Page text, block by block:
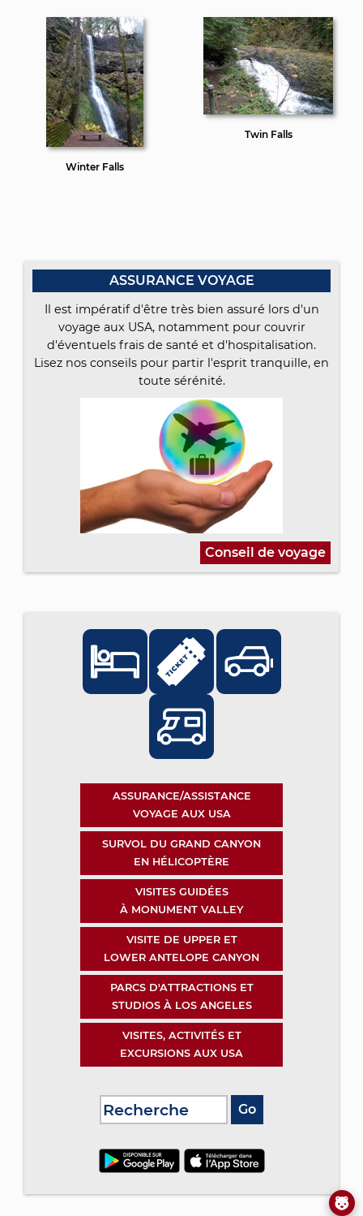
Winter Falls
Twin Falls
ASSURANCE VOYAGE
Il est impératif d'être très bien assuré lors d'un
voyage aux USA, notamment pour couvrir
d'éventuels frais de santé et d'hospitalisation.
Lisez nos conseils pour partir l'esprit tranquille, en
toute sérénité.
Conseil de voyage
ASSURANCE/ASSISTANCE
VOYAGE AUX USA
SURVOL DU GRAND CANYON
EN HÉLICOPTÈRE
VISITES GUIDÉES
À MONUMENT VALLEY
VISITE DE UPPER ET
LOWER ANTELOPE CANYON
PARCS D'ATTRACTIONS ET
STUDIOS À LOS ANGELES
VISITES, ACTIVITÉS ET
EXCURSIONS AUX USA